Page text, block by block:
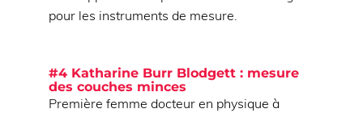
pour les instruments de mesure.
#4 Katharine Burr Blodgett : mesure
des couches minces
Première femme docteur en physique à